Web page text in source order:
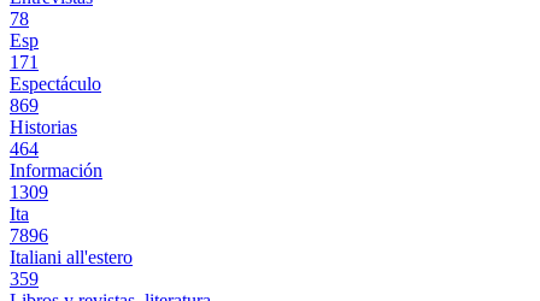
78
Esp
171
Espectáculo
869
Historias
464
Información
1309
Ita
7896
Italiani all'estero
359